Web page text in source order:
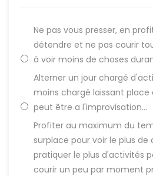
Ne pas vous presser, en
détendre et ne pas courir
à voir moins de choses
Alterner un jour chargé
moins chargé laissant place
peut être a l'improvisation...
Profiter au maximum du
surplace pour voir le plus de
pratiquer le plus d'activités
courir un peu par moment